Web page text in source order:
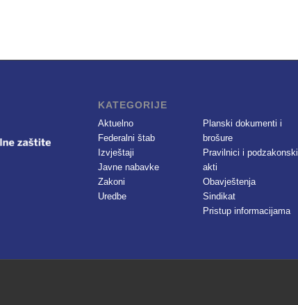
KATEGORIJE
Aktuelno
Federalni štab
Izvještaji
Javne nabavke
Zakoni
Uredbe
Planski dokumenti i
brošure
Pravilnici i podzakonski
akti
Obavještenja
Sindikat
Pristup informacijama